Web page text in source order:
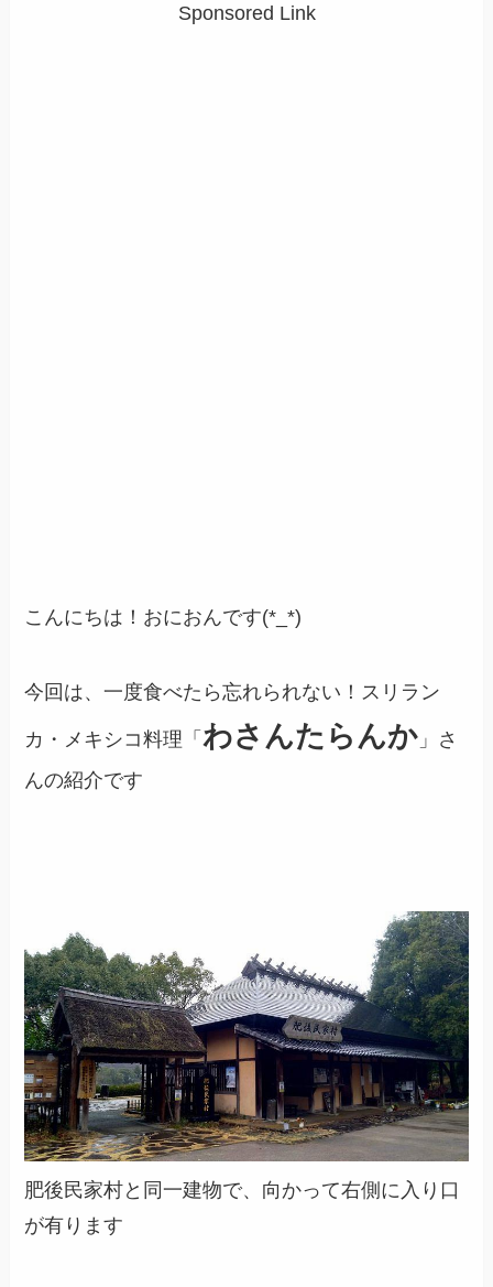
Sponsored Link
こんにちは！おにおんです(*_*)
今回は、一度食べたら忘れられない！スリラン
カ・メキシコ料理「わさんたらんか 」さ
んの紹介です
肥後民家村と同一建物で、向かって右側に入り口
が有ります